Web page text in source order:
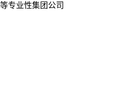
专业性集团公司